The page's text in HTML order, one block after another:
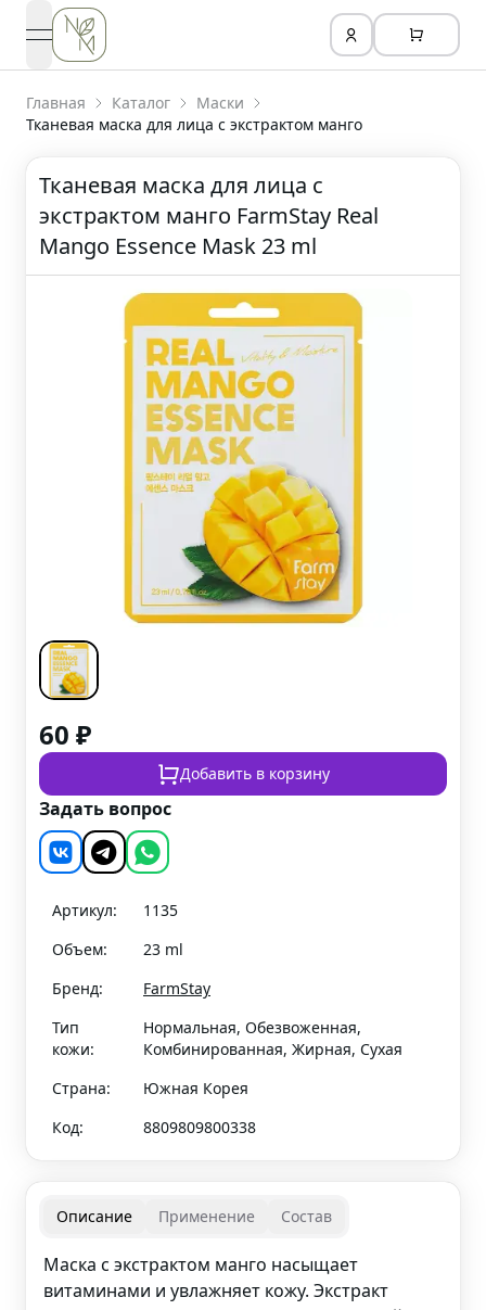
open navigation menu
Главная Каталог
Маски
Тканевая маска для лица с экстрактом манго
Тканевая маска для лица с
экстрактом манго FarmStay Real
Mango Essence Mask 23 ml
Артикул:
1135
Объем:
23 ml
Бренд:
FarmStay
Тип
кожи:
Нормальная, Обезвоженная,
Комбинированная, Жирная, Сухая
Страна:
Южная Корея
Код:
8809809800338
60 ₽
Добавить в корзину
Задать вопрос
Описание Применение Состав
Маска с экстрактом манго насыщает
витаминами и увлажняет кожу. Экстракт